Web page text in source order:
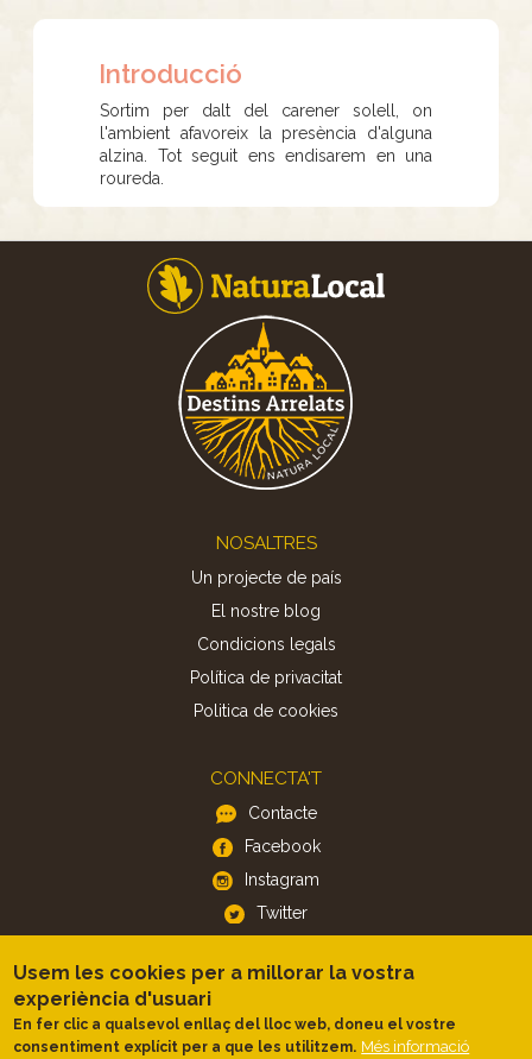
Introducció
Sortim per dalt del carener solell, on
l'ambient afavoreix la presència d'alguna
alzina. Tot seguit ens endisarem en una
roureda.
NOSALTRES
Un projecte de país
El nostre blog
Condicions legals
Política de privacitat
Politica de cookies
CONNECTA'T
Contacte
Facebook
Instagram
Twitter
APP
iOS
Android
Usem les cookies per a millorar la vostra
experiència d'usuari
En fer clic a qualsevol enllaç del lloc web, doneu el vostre
consentiment explícit per a que les utilitzem. Més informació